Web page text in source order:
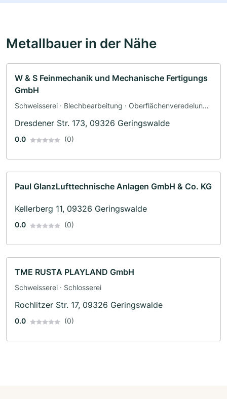
Metallbauer in der Nähe
W & S Feinmechanik und Mechanische Fertigungs
GmbH
Schweisserei · Blechbearbeitung · Oberflächenveredelung ·
Dresdener Str. 173, 09326 Geringswalde
0.0 (0)
Paul GlanzLufttechnische Anlagen GmbH & Co. KG
Kellerberg 11, 09326 Geringswalde
0.0 (0)
TME RUSTA PLAYLAND GmbH
Schweisserei · Schlosserei
Rochlitzer Str. 17, 09326 Geringswalde
0.0 (0)